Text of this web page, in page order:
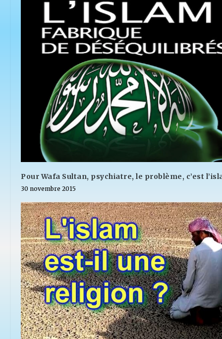
Pour Wafa Sultan, psychiatre, le problème, c’est
30 novembre 2015